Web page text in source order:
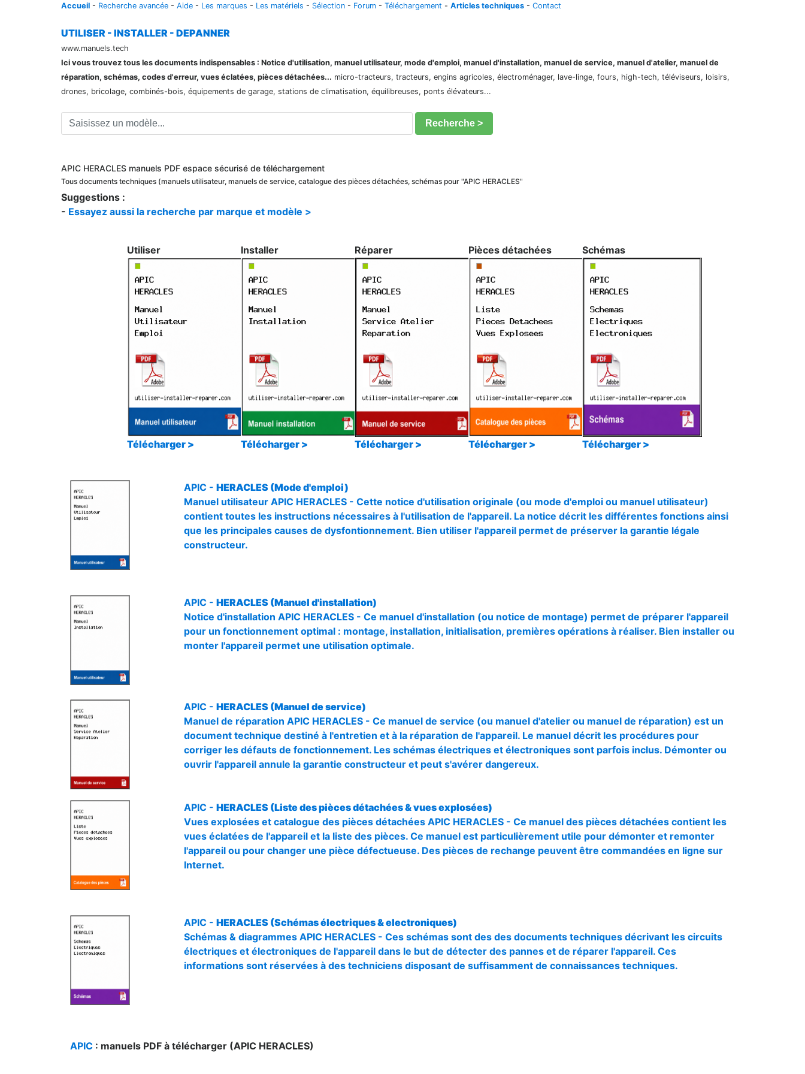
Accueil - Recherche avancée - Aide - Les marques - Les matériels - Sélection - Forum - Téléchargement - Articles techniques - Contact
UTILISER - INSTALLER - DEPANNER
www.manuels.tech
Ici vous trouvez tous les documents indispensables : Notice d'utilisation, manuel utilisateur, mode d'emploi, manuel d'installation, manuel de service, manuel d'atelier, manuel de
réparation, schémas, codes d'erreur, vues éclatées, pièces détachées... micro-tracteurs, tracteurs, engins agricoles, électroménager, lave-linge, fours, high-tech, téléviseurs, loisirs,
drones, bricolage, combinés-bois, équipements de garage, stations de climatisation, équilibreuses, ponts élévateurs...
Recherche >
APIC HERACLES manuels PDF espace sécurisé de téléchargement
Tous documents techniques (manuels utilisateur, manuels de service, catalogue des pièces détachées, schémas pour "APIC HERACLES"
Suggestions :
- Essayez aussi la recherche par marque et modèle >
Utiliser
Télécharger >
Installer
Télécharger >
Réparer
Télécharger >
Pièces détachées
Télécharger >
Schémas
Télécharger >
APIC - HERACLES (Mode d'emploi)
Manuel utilisateur APIC HERACLES - Cette notice d'utilisation originale (ou mode d'emploi ou manuel utilisateur)
contient toutes les instructions nécessaires à l'utilisation de l'appareil. La notice décrit les différentes fonctions ainsi
que les principales causes de dysfontionnement. Bien utiliser l'appareil permet de préserver la garantie légale
constructeur.
APIC - HERACLES (Manuel d'installation)
Notice d'installation APIC HERACLES - Ce manuel d'installation (ou notice de montage) permet de préparer l'appareil
pour un fonctionnement optimal : montage, installation, initialisation, premières opérations à réaliser. Bien installer ou
monter l'appareil permet une utilisation optimale.
APIC - HERACLES (Manuel de service)
Manuel de réparation APIC HERACLES - Ce manuel de service (ou manuel d'atelier ou manuel de réparation) est un
document technique destiné à l'entretien et à la réparation de l'appareil. Le manuel décrit les procédures pour
corriger les défauts de fonctionnement. Les schémas électriques et électroniques sont parfois inclus. Démonter ou
ouvrir l'appareil annule la garantie constructeur et peut s'avérer dangereux.
APIC - HERACLES (Liste des pièces détachées & vues explosées)
Vues explosées et catalogue des pièces détachées APIC HERACLES - Ce manuel des pièces détachées contient les
vues éclatées de l'appareil et la liste des pièces. Ce manuel est particulièrement utile pour démonter et remonter
l'appareil ou pour changer une pièce défectueuse. Des pièces de rechange peuvent être commandées en ligne sur
Internet.
APIC - HERACLES (Schémas électriques & electroniques)
Schémas & diagrammes APIC HERACLES - Ces schémas sont des des documents techniques décrivant les circuits
électriques et électroniques de l'appareil dans le but de détecter des pannes et de réparer l'appareil. Ces
informations sont réservées à des techniciens disposant de suffisamment de connaissances techniques.
APIC : manuels PDF à télécharger (APIC HERACLES)